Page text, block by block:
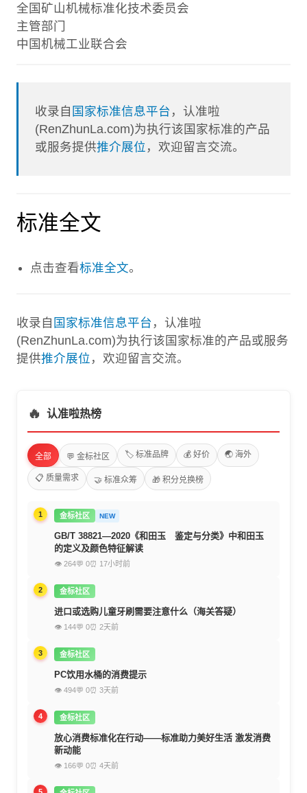
全国矿山机械标准化技术委员会
主管部门
中国机械工业联合会
收录自 国家标准信息平台 ，认准啦
(RenZhunLa.com)为执行该国家标准的产品
或服务提供推介展位 ，欢迎留言交流。
标准全文
点击查看标准全文。
收录自 国家标准信息平台 ，认准啦
(RenZhunLa.com)为执行该国家标准的产品或服务
提供推介展位 ，欢迎留言交流。
🔥 认准啦热榜
全部 💬 金标社区 🏷️ 标准品牌 💰 好价 🌏 海外
📋 质量需求 🤝 标准众筹 🎁 积分兑换榜
1 金标社区 NEW
GB/T 38821—2020《和田玉 鉴定与分类》中和田玉
的定义及颜色特征解读
👁 264💬 0⏰ 17小时前
2 金标社区
进口或选购儿童牙刷需要注意什么（海关答疑）
👁 144💬 0⏰ 2天前
3 金标社区
PC饮用水桶的消费提示
👁 494💬 0⏰ 3天前
4 金标社区
放心消费标准化在行动——标准助力美好生活 激发消费
新动能
👁 166💬 0⏰ 4天前